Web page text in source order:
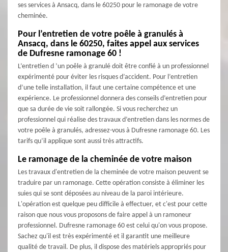
ses services à Ansacq, dans le 60250 pour le ramonage de votre
cheminée.
Pour l’entretien de votre poêle à granulés à
Ansacq, dans le 60250, faites appel aux services
de Dufresne ramonage 60 !
L’entretien d ’un poêle à granulé doit être confié à un professionnel
expérimenté pour éviter les risques d’accident. Pour l’entretien
d’une telle installation, il faut une certaine compétence et une
expérience. Le professionnel donnera des conseils d’entretien pour
que sa durée de vie soit rallongée. Si vous recherchez un
professionnel qui réalise des travaux d’entretien dans les normes de
votre poêle à granulés, adressez-vous à Dufresne ramonage 60. Les
tarifs qu’il applique sont aussi très attractifs.
Le ramonage de la cheminée de votre maison
Les travaux d'entretien de la cheminée de votre maison peuvent se
traduire par un ramonage. Cette opération consiste à éliminer les
suies qui se sont déposées au niveau de la paroi intérieure.
L'opération est quelque peu difficile à effectuer, et c'est pour cette
raison que nous vous proposons de faire appel à un ramoneur
professionnel. Dufresne ramonage 60 est celui qu'on vous propose.
Sachez qu'il est très expérimenté et il garantit une meilleure
qualité de travail. De plus, il dispose des matériels appropriés pour